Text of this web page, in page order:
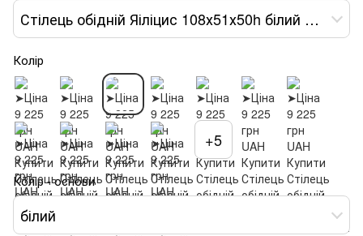
Стілець обідній Яіліцис 108х51х50h білий оббивка квітами var 3
Колір
+5
Колір - основи
білий